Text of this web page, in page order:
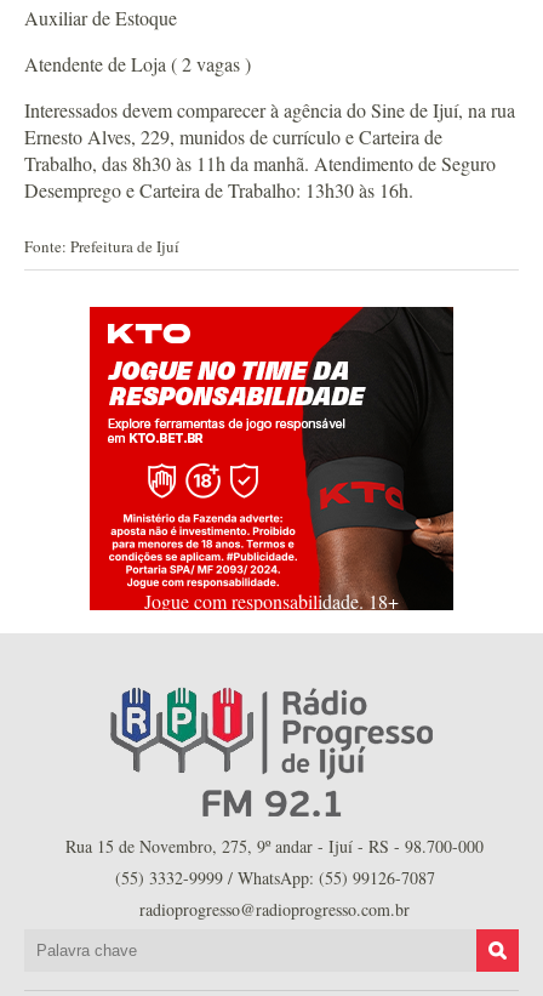
Auxiliar de Estoque
Atendente de Loja ( 2 vagas )
Interessados devem comparecer à agência do Sine de Ijuí, na rua
Ernesto Alves, 229, munidos de currículo e Carteira de
Trabalho, das 8h30 às 11h da manhã. Atendimento de Seguro
Desemprego e Carteira de Trabalho: 13h30 às 16h.
Fonte: Prefeitura de Ijuí
Jogue com responsabilidade. 18+
Rua 15 de Novembro, 275, 9º andar - Ijuí - RS - 98.700-000
(55) 3332-9999 / WhatsApp: (55) 99126-7087
radioprogresso@radioprogresso.com.br